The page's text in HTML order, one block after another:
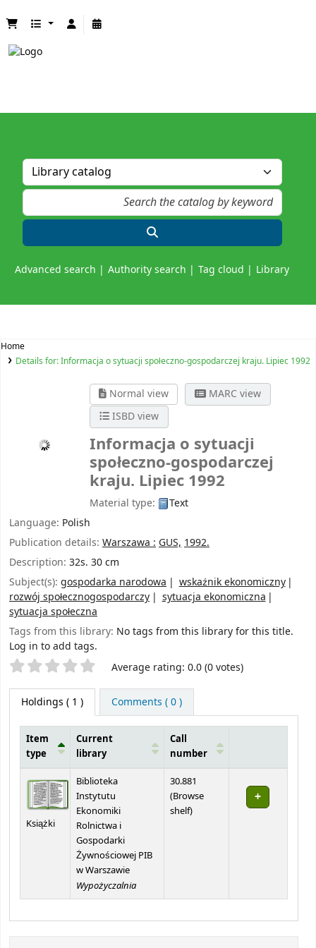
Advanced search Authority search Tag cloud Library
Home
Details for:Informacja o sytuacji społeczno-gospodarczej kraju. Lipiec 1992
Normal view
MARC view
ISBD view
Informacja o sytuacji
społeczno-gospodarczej
kraju. Lipiec 1992
Material type:
Text
Language: Polish
Publication details: Warszawa : GUS, 1992.
Description: 32s. 30 cm
Subject(s): gospodarka narodowa
wskaźnik ekonomiczny
rozwój społecznogospodarczy
sytuacja ekonomiczna
sytuacja społeczna
Tags from this library: No tags from this library for this title.
Log in to add tags.
Star ratings Average rating: 0.0 (0 votes)
Holdings ( 1 ) Comments ( 0 )
Item
type
Current
library
Call
number
Książki
Biblioteka
Instytutu
Ekonomiki
Rolnictwa i
Gospodarki
Żywnościowej PIB
w Warszawie
Wypożyczalnia
30.881
(Browse
shelf(Opens below)
)